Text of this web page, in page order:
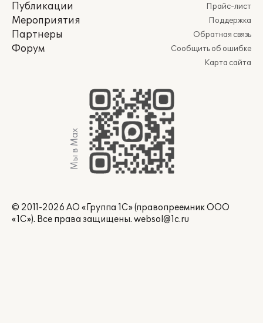
Публикации
Мероприятия
Партнеры
Форум
Прайс-лист
Поддержка
Обратная связь
Сообщить об ошибке
Карта сайта
Мы в Max
© 2011-2026 АО «Группа 1С» (правопреемник ООО
«1С»). Все права защищены. websol@1c.ru